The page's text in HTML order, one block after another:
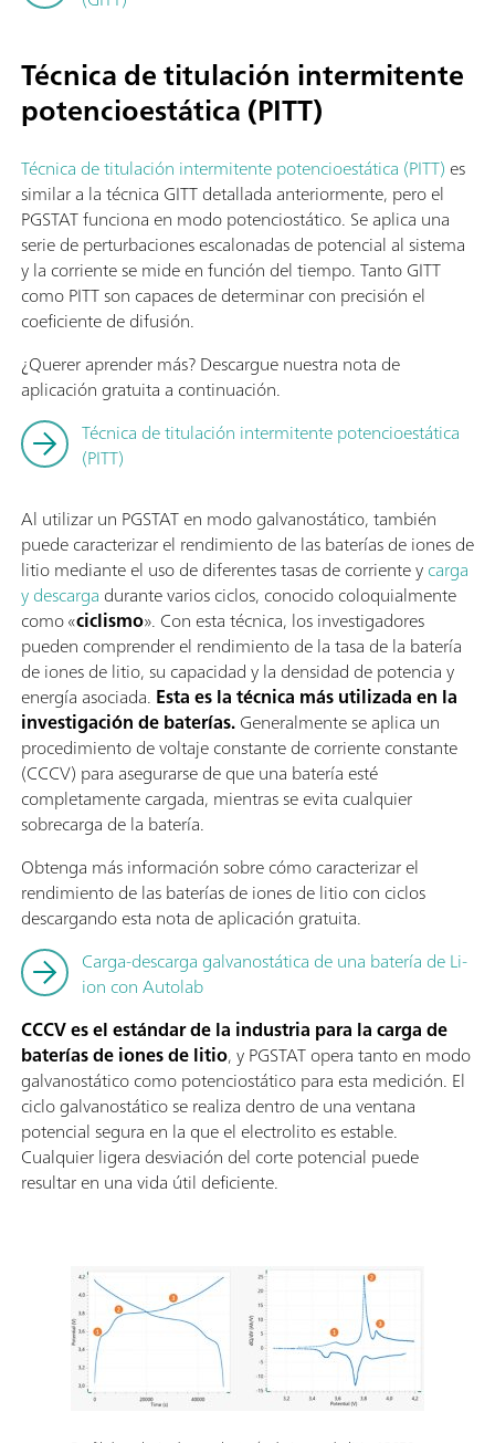
Técnica de titulación intermitente
potencioestática (PITT)
Técnica de titulación intermitente potencioestática (PITT) es
similar a la técnica GITT detallada anteriormente, pero el
PGSTAT funciona en modo potenciostático. Se aplica una
serie de perturbaciones escalonadas de potencial al sistema
y la corriente se mide en función del tiempo. Tanto GITT
como PITT son capaces de determinar con precisión el
coeficiente de difusión.
¿Querer aprender más? Descargue nuestra nota de
aplicación gratuita a continuación.
Técnica de titulación intermitente potencioestática
(PITT)
Al utilizar un PGSTAT en modo galvanostático, también
puede caracterizar el rendimiento de las baterías de iones de
litio mediante el uso de diferentes tasas de corriente ycarga
y descarga durante varios ciclos, conocido coloquialmente
como «ciclismo». Con esta técnica, los investigadores
pueden comprender el rendimiento de la tasa de la batería
de iones de litio, su capacidad y la densidad de potencia y
energía asociada. Esta es la técnica más utilizada en la
investigación de baterías.Generalmente se aplica un
procedimiento de voltaje constante de corriente constante
(CCCV) para asegurarse de que una batería esté
completamente cargada, mientras se evita cualquier
sobrecarga de la batería.
Obtenga más información sobre cómo caracterizar el
rendimiento de las baterías de iones de litio con ciclos
descargando esta nota de aplicación gratuita.
Carga-descarga galvanostática de una batería de Li-
ion con Autolab
CCCV es el estándar de la industria para la carga de
baterías de iones de litio, y PGSTAT opera tanto en modo
galvanostático como potenciostático para esta medición. El
ciclo galvanostático se realiza dentro de una ventana
potencial segura en la que el electrolito es estable.
Cualquier ligera desviación del corte potencial puede
resultar en una vida útil deficiente.